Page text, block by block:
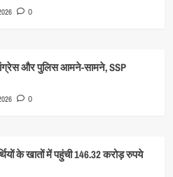
0
और पुलिस आमने-सामने, SSP
0
के खातों में पहुंची 146.32 करोड़ रुपये